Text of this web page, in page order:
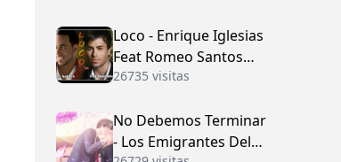
Loco - Enrique Iglesias
Feat Romeo Santos
(con Letra)
26735 visitas
No Debemos Terminar
- Los Emigrantes Del